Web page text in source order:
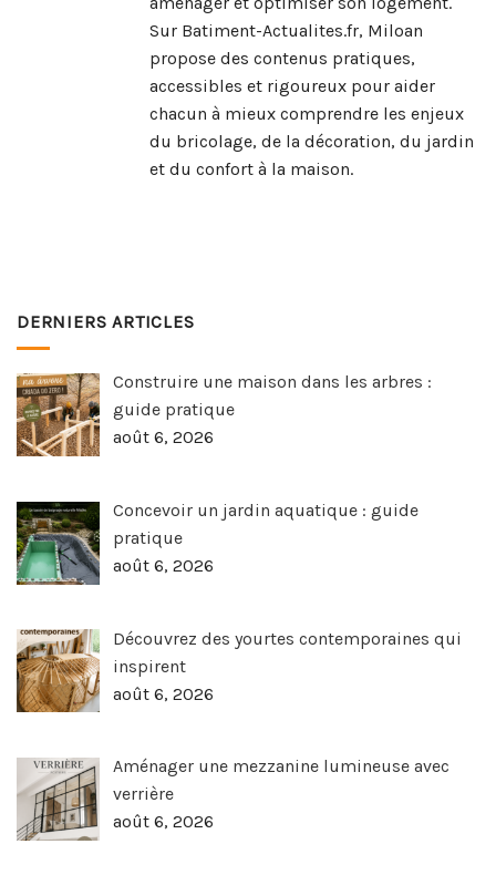
Sur Batiment-Actualites.fr, Miloan
propose des contenus pratiques,
accessibles et rigoureux pour aider
chacun à mieux comprendre les enjeux
du bricolage, de la décoration, du jardin
et du confort à la maison.
DERNIERS ARTICLES
Construire une maison dans les arbres :
guide pratique
août 6, 2026
Concevoir un jardin aquatique : guide
pratique
août 6, 2026
Découvrez des yourtes contemporaines qui
inspirent
août 6, 2026
Aménager une mezzanine lumineuse avec
verrière
août 6, 2026